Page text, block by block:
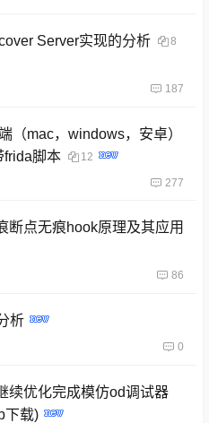
Server实现的分析 8
187
（mac，windows，安卓）
frida脚本
12
277
断点无痕hook原理及其应用
86
析
0
续优化完成模仿od调试器
下载)